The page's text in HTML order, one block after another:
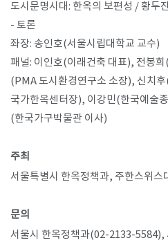
도시문명시대: 한옥의 보편성 /황두
- 토론
좌장: 송인호(서울시립대학교 교수)
패널: 이인호(이래건축 대표), 전봉희 (
(PMA도시환경연구소 소장), 신치후
국가한옥센터장), 이강민(한국예술
(한국가구박물관 이사)
주최
서울특별시 한옥정책과, 주한스위스
문의
서울시 한옥정책과(02-2133-5584),